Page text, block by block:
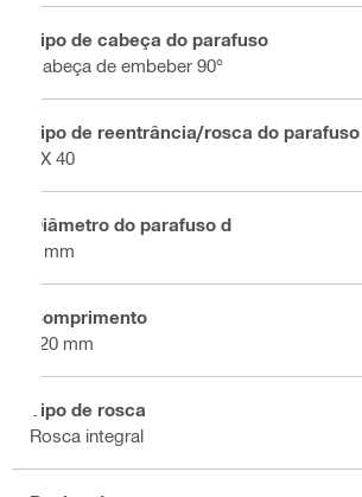
Tipo de cabeça do parafuso
Cabeça de embeber 90°
Tipo de reentrância/rosca do parafuso
TX 40
Diâmetro do parafuso d
8 mm
Comprimento
120 mm
Tipo de rosca
Rosca integral